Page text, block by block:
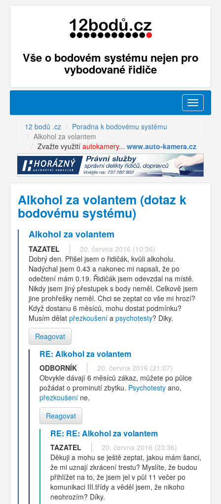
Vše o bodovém systému nejen pro
vybodované řidiče
Menu
12 bodů .cz
Poradna k bodovému systému
Alkohol za volantem
Zvažte využití autokamery... www.auto-kamera.cz
Alkohol za volantem (dotaz k
bodovému systému)
Alkohol za volantem
TAZATEL
20. června 2016 (10:36)
Dobrý den. Přišel jsem o řidičák, kvůli alkoholu.
Nadýchal jsem 0.43 a nakonec mi napsali, že po
odečtení mám 0.19. Řidičák jsem odevzdal na místě.
Nikdy jsem jiný přestupek s body neměl. Celkově jsem
jine prohřešky neměl. Chci se zeptat co vše mi hrozí?
Když dostanu 6 měsíců, mohu dostat podmínku?
Musím dělat přezkoušení a psychotesty? Diky.
Reagovat
RE: Alkohol za volantem
ODBORNÍK
20. června 2016 (21:07)
Obvykle dávají 6 měsíců zákaz, můžete po půlce
požádat o prominutí zbytku. Psychotesty ano,
přezkoušení ne.
Reagovat
RE: RE: Alkohol za volantem
TAZATEL
20. června 2016 (23:36)
Děkuji a mohu se ještě zeptat, jakou mám šanci,
že mi uznají zkrácení trestu? Myslíte, že budou
přihlížet na to, že jsem jel v půl 11 večer po
komunikaci III.třídy a věděl jsem, že nikoho
neohrozím? Díky.